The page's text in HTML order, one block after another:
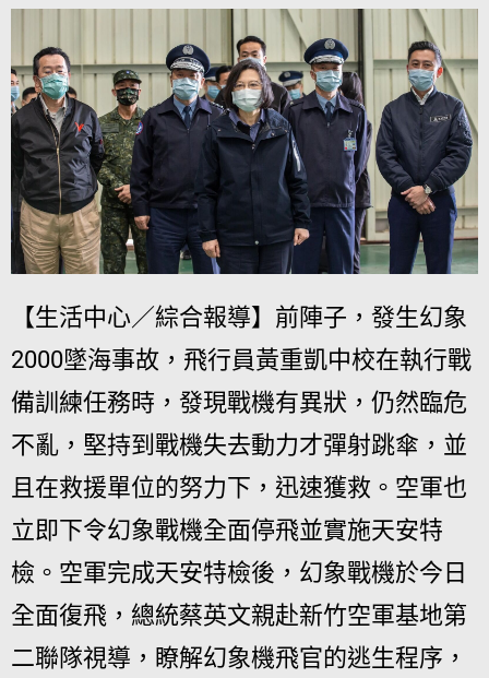
【生活中心／綜合報導】前陣子，發生幻象
2000墜海事故，飛行員黃重凱中校在執行戰
備訓練任務時，發現戰機有異狀，仍然臨危
不亂，堅持到戰機失去動力才彈射跳傘，並
且在救援單位的努力下，迅速獲救。空軍也
立即下令幻象戰機全面停飛並實施天安特
檢。空軍完成天安特檢後，幻象戰機於今日
全面復飛，總統蔡英文親赴新竹空軍基地第
二聯隊視導，瞭解幻象機飛官的逃生程序，